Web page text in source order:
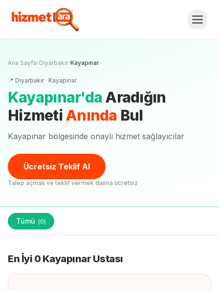
Ana Sayfa›Diyarbakır›Kayapınar
📍 Diyarbakır· Kayapınar
Kayapınar'daAradığın
Hizmeti Anında Bul
Kayapınar bölgesinde onaylı hizmet sağlayıcılar
Ücretsiz Teklif Al
Talep açmak ve teklif vermek daima ücretsiz
Tümü (0)
En İyi 0 Kayapınar Ustası